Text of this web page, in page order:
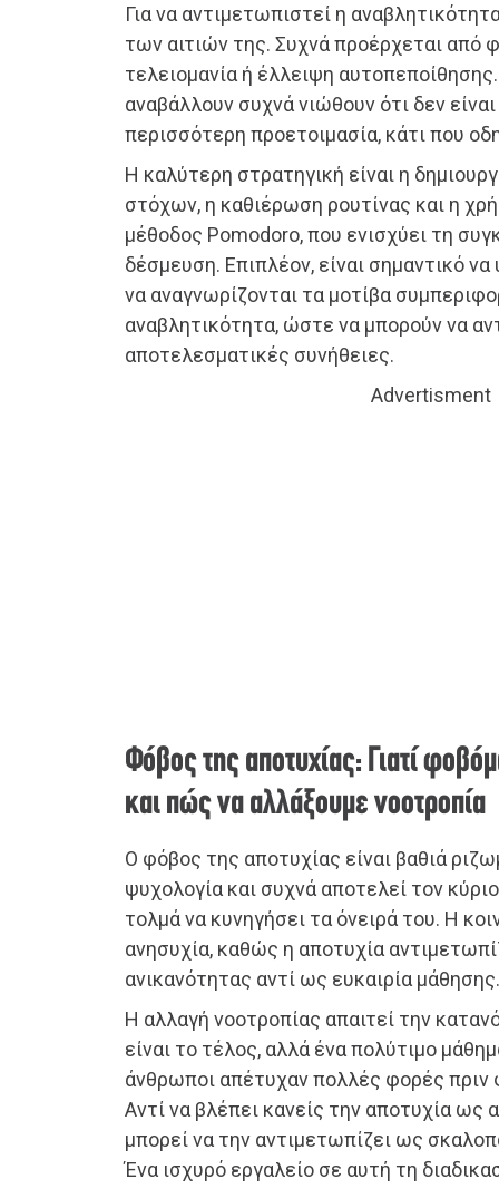
Για να αντιμετωπιστεί η
των αιτιών της. Συχνά προέρχεται από
τελειομανία ή έλλειψη
αναβάλλουν συχνά νιώθουν ότι δεν είναι
περισσότερη προετοιμασία, κάτι που
Η καλύτερη στρατηγική είναι η
στόχων, η καθιέρωση ρουτίνας και η
μέθοδος Pomodoro, που ενισχύει τη
δέσμευση. Επιπλέον, είναι σημαντικό
να αναγνωρίζονται τα μοτίβα
αναβλητικότητα, ώστε να μπορούν να
αποτελεσματικές συνήθειες.
Advertisment
Φόβος της αποτυχίας: Γιατί
και πώς να αλλάξουμε νοοτροπία
Ο φόβος της αποτυχίας είναι βαθιά
ψυχολογία και συχνά αποτελεί τον
τολμά να κυνηγήσει τα όνειρά του. Η
ανησυχία, καθώς η αποτυχία
ανικανότητας αντί ως ευκαιρία μάθησης.
Η αλλαγή νοοτροπίας απαιτεί την
είναι το τέλος, αλλά ένα πολύτιμο
άνθρωποι απέτυχαν πολλές φορές
Αντί να βλέπει κανείς την αποτυχία ως
μπορεί να την αντιμετωπίζει ως
Ένα ισχυρό εργαλείο σε αυτή τη